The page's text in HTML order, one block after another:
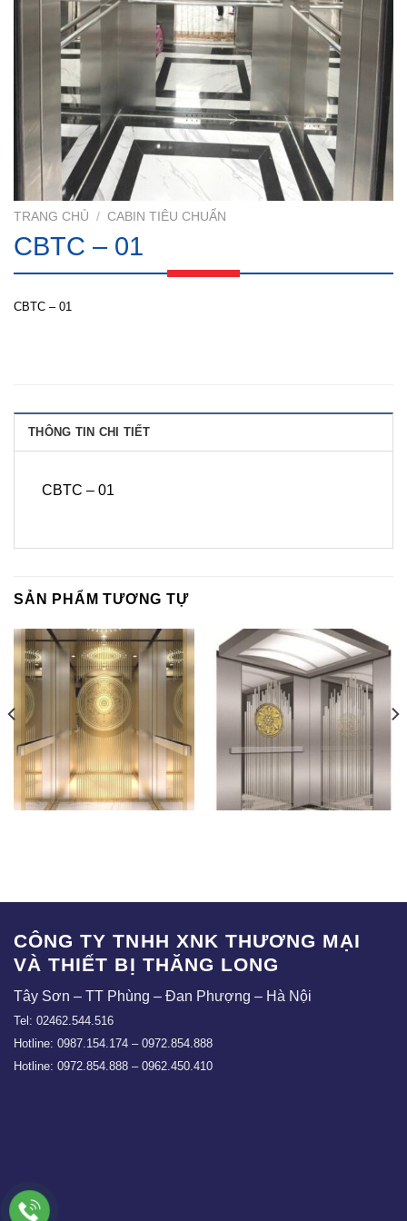
TRANG CHỦ / CABIN TIÊU CHUẨN
CBTC – 01
CBTC – 01
THÔNG TIN CHI TIẾT
CBTC – 01
SẢN PHẨM TƯƠNG TỰ
CÔNG TY TNHH XNK THƯƠNG MẠI
VÀ THIẾT BỊ THĂNG LONG
Tây Sơn – TT Phùng – Đan Phượng – Hà Nội
Tel: 02462.544.516
Hotline: 0987.154.174 – 0972.854.888
Hotline: 0972.854.888 – 0962.450.410